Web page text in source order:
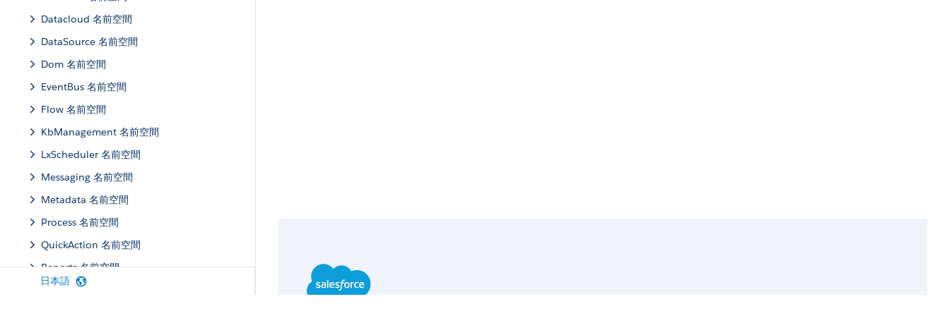
Datacloud 名前空間
DataSource 名前空間
Dom 名前空間
EventBus 名前空間
Flow 名前空間
KbManagement 名前空間
LxScheduler 名前空間
Messaging 名前空間
Metadata 名前空間
Process 名前空間
QuickAction 名前空間
Reports 名前空間
Schema 名前空間
日本語